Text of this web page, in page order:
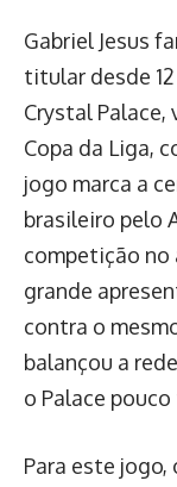
Gabriel Jesus
titular desde
Crystal
Copa da Liga,
jogo marca a
brasileiro pelo
competição no
grande
contra o
balançou a
o Palace
Para este